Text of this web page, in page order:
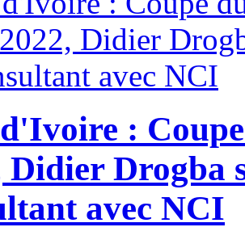
:
Didier Drogba
avec NCI